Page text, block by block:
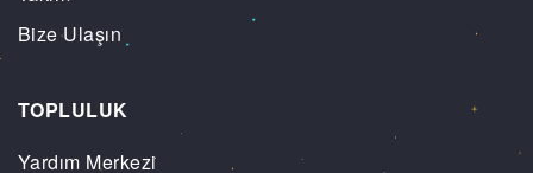
Bize Ulaşın
TOPLULUK
Yardım Merkezi